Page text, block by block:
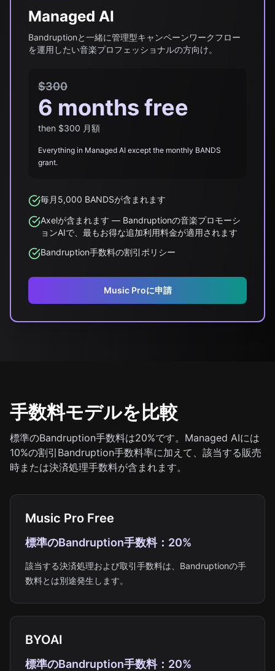
Managed AI
Bandruptionと一緒に管理型キャンペーンワークフロー
を運用したい音楽プロフェッショナルの方向け。
$300
6 months free
then $300 月額
Everything in Managed AI except the monthly BANDS
grant.
毎月5,000 BANDSが含まれます
Axelが含まれます — Bandruptionの音楽プロモーシ
ョンAIで、最もお得な追加利用料金が適用されます
Bandruption手数料の割引ポリシー
Music Proに申請
手数料モデルを比較
標準のBandruption手数料は20%です。Managed AIには
10%の割引Bandruption手数料率に加えて、該当する販売
時または決済処理手数料が含まれます。
Music Pro Free
標準のBandruption手数料：20%
該当する決済処理および取引手数料は、Bandruptionの手
数料とは別途発生します。
BYOAI
標準のBandruption手数料：20%